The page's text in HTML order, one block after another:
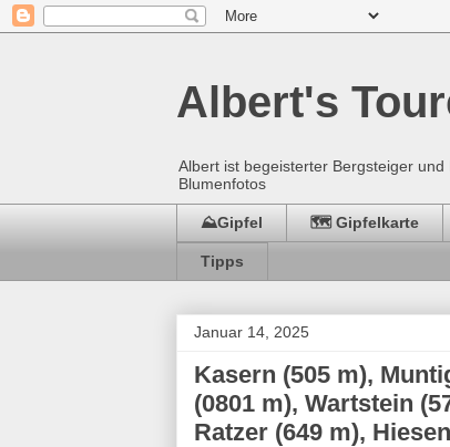
Albert's
Albert ist begeisterter Bergsteiger
Blumenfotos
⛰️Gipfel 🗺️ Gipfelkarte
Tipps
Januar 14, 2025
Kasern (505 m),
(0801 m), Wartstein
Ratzer (649 m),